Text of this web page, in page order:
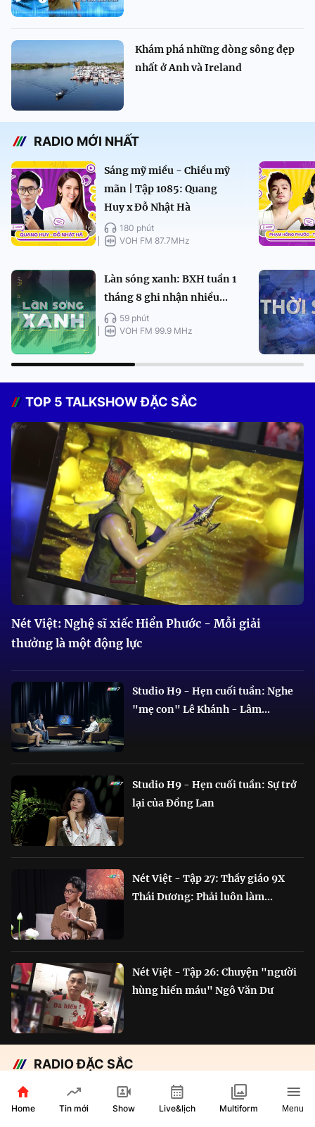
Khám phá những dòng sông đẹp
nhất ở Anh và Ireland
RADIO MỚI NHẤT
Sáng mỹ miều - Chiều mỹ
mãn | Tập 1085: Quang
Huy x Đỗ Nhật Hà
180 phút
VOH FM 87.7MHz
Làn sóng xanh: BXH tuần 1
tháng 8 ghi nhận nhiều...
59 phút
VOH FM 99.9 MHz
TOP 5 TALKSHOW ĐẶC SẮC
Nét Việt: Nghệ sĩ xiếc Hiển Phước - Mỗi giải
thưởng là một động lực
Studio H9 - Hẹn cuối tuần: Nghe
"mẹ con" Lê Khánh - Lâm...
Studio H9 - Hẹn cuối tuần: Sự trở
lại của Đồng Lan
Nét Việt - Tập 27: Thầy giáo 9X
Thái Dương: Phải luôn làm...
Nét Việt - Tập 26: Chuyện "người
hùng hiến máu" Ngô Văn Dư
RADIO ĐẶC SẮC
Chắp cánh Bông Lúa Vàng:
Hành trình nỗ lực...
Home Tin mới Show Live&lịch Multiform Menu